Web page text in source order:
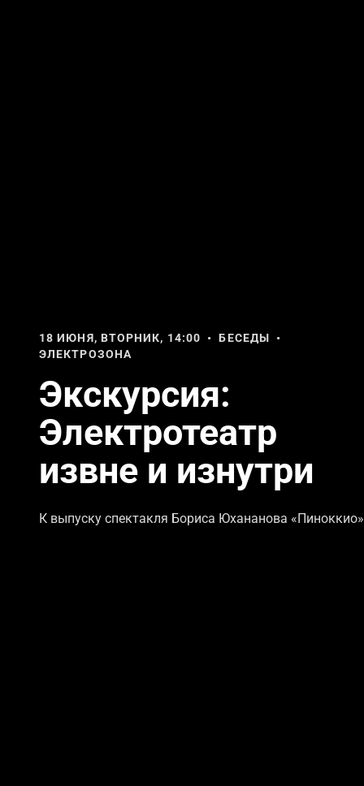
18 ИЮНЯ, ВТОРНИК, 14:00 • БЕСЕДЫ •
ЭЛЕКТРОЗОНА
Экскурсия:
Электротеатр
извне и изнутри
К выпуску спектакля Бориса Юхананова «Пиноккио»